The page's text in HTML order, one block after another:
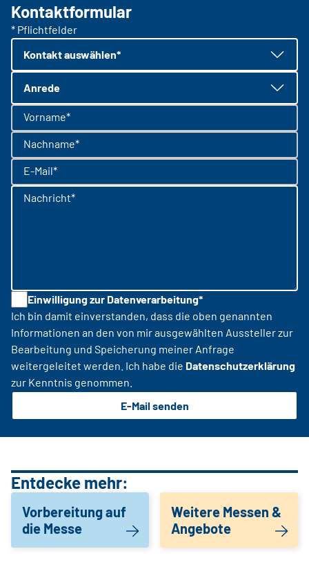
Kontaktformular
* Pflichtfelder
Kontakt auswählen*
Anrede
Vorname*
Nachname*
E-Mail*
Nachricht*
Einwilligung zur Datenverarbeitung*
Ich bin damit einverstanden, dass die oben genannten
Informationen an den von mir ausgewählten Aussteller zur
Bearbeitung und Speicherung meiner Anfrage
weitergeleitet werden. Ich habe die Datenschutzerklärung
zur Kenntnis genommen.
E-Mail senden
Entdecke mehr:
Vorbereitung auf
die Messe
Weitere Messen &
Angebote